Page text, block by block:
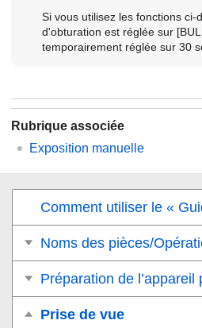
Si vous utilisez les fonctions ci-
d'obturation est réglée sur
temporairement réglée sur 30
Rubrique associée
Exposition manuelle
Comment utiliser le «
Noms des pièces/
Préparation de l’appareil
Prise de vue